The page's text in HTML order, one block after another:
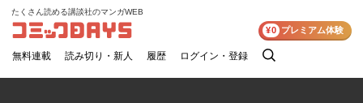
コミックDAYS
たくさん読める講談社のマンガWEB
無料連載 読み切り・新人 履歴 ログイン・登録
検
¥0 プレミアム体験